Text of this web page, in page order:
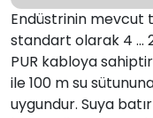
Endüstrinin mevcut
standart olarak 4 ...
PUR kabloya
ile 100 m su
uygundur. Suya